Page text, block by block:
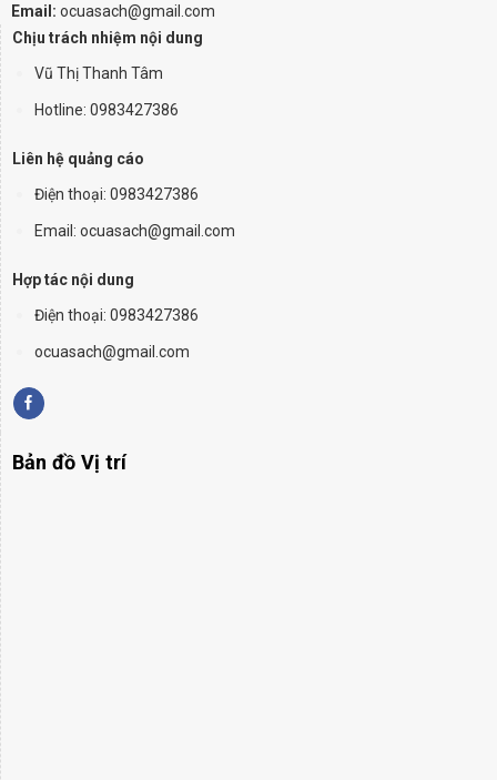
Email: ocuasach@gmail.com
Chịu trách nhiệm nội dung
Vũ Thị Thanh Tâm
Hotline: 0983427386
Liên hệ quảng cáo
Điện thoại: 0983427386
Email: ocuasach@gmail.com
Hợp tác nội dung
Điện thoại: 0983427386
ocuasach@gmail.com
Bản đồ Vị trí